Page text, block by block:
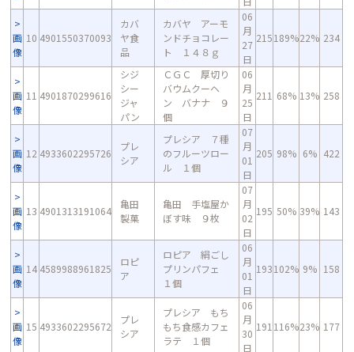
画
像
10 4901550370093
カバ
ヤ食
品
カバヤ アーモ
ンドチョコレー
ト １４８ｇ
06
月
27
日
215189%22% 234
画
像
11 4901870299616
シジ
シー
ジャ
パン
ＣＧＣ 厚切り
バウムクーヘ
ン バナナ ９
個
06
月
25
日
211 68% 13% 258
画
像
12 4933602295726
プレ
シア
プレシア ７種
のフルーツロー
ル １個
07
月
01
日
205 98% 6% 422
画
像
13 4901313191064
亀田
製菓
亀田 手塩屋か
ぼす味 ９枚
07
月
02
日
195 50% 39% 143
画
像
14 4589988961825
ロピ
ア
ロピア 絹ごし
プリンパフェ
１個
06
月
01
日
193102% 9% 158
画
像
15 4933602295672
プレ
シア
プレシア もち
もち食感カフェ
ラテ １個
06
月
30
日
191 116%23% 177